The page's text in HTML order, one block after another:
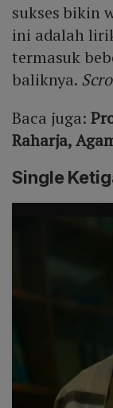
sukses bikin
ini adalah
termasuk
baliknya.
Baca juga:
Raharja,
Single